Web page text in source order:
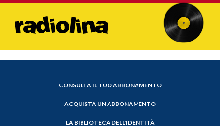
CONSULTA IL TUO ABBONAMENTO
ACQUISTA UN ABBONAMENTO
LA BIBLIOTECA DELL'IDENTITÀ